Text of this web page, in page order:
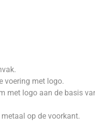
voering met logo.
met logo aan de basis
op de voorkant.